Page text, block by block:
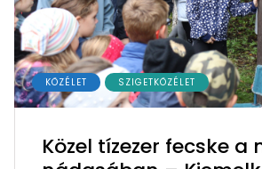
KÖZÉLET SZIGETKÖZÉLET
Közel tízezer fecske a